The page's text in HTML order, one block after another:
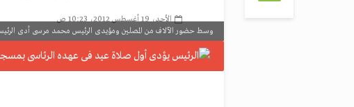
الأحد، 19 أغسطس 2012، 10:23 ص
وسط حضور الآلاف من المصلين ومؤيدى الرئيس محمد مرسى أدى